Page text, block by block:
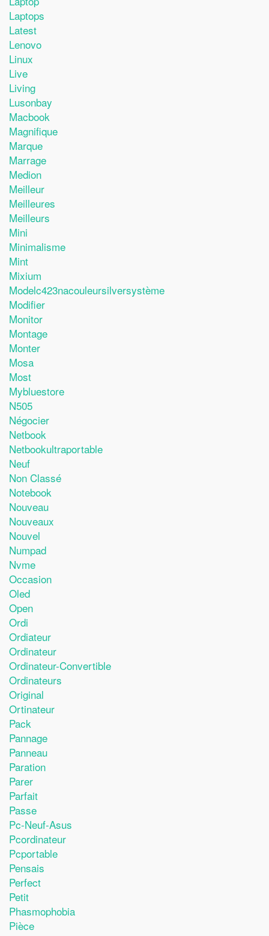
Laptops
Latest
Lenovo
Linux
Live
Living
Lusonbay
Macbook
Magnifique
Marque
Marrage
Medion
Meilleur
Meilleures
Meilleurs
Mini
Minimalisme
Mint
Mixium
Modelc423nacouleursilversystème
Modifier
Monitor
Montage
Monter
Mosa
Most
Mybluestore
N505
Négocier
Netbook
Netbookultraportable
Neuf
Non Classé
Notebook
Nouveau
Nouveaux
Nouvel
Numpad
Nvme
Occasion
Oled
Open
Ordi
Ordiateur
Ordinateur
Ordinateur-Convertible
Ordinateurs
Original
Ortinateur
Pack
Pannage
Panneau
Paration
Parer
Parfait
Passe
Pc-Neuf-Asus
Pcordinateur
Pcportable
Pensais
Perfect
Petit
Phasmophobia
Pièce